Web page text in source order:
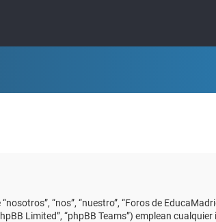
“nos”, “nuestro”, “Foros de
Limited”, “phpBB Teams”) emplean